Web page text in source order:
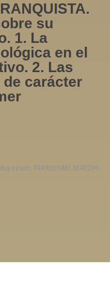
su
1. La
en el
2. Las
carácter
estado. FRANQUISMO. DERECHO.